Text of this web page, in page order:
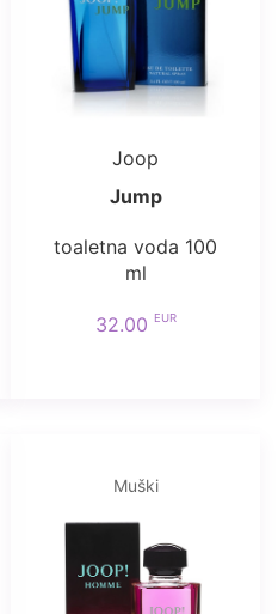
Joop
Jump
toaletna voda 100
ml
32.00 EUR
Muški